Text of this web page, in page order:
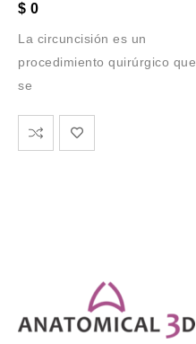
$ 0
La circuncisión es un
procedimiento quirúrgico que
se